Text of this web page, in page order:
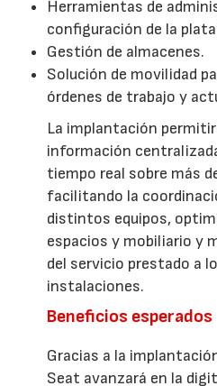
Herramientas de
configuración de la
Gestión de almacenes.
Solución de movilidad
órdenes de trabajo y
La implantación
información
tiempo real sobre más
facilitando la
distintos equipos,
espacios y mobiliario y
del servicio prestado a
instalaciones.
Beneficios esperados
Gracias a la
Seat avanzará en la